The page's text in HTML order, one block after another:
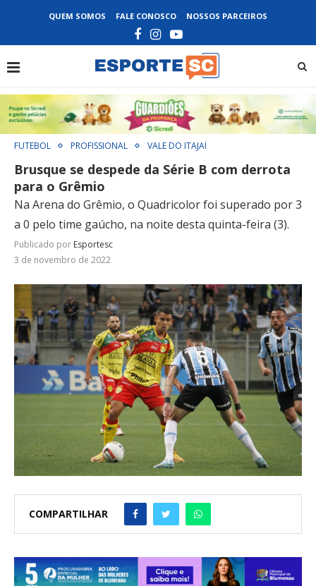
QUEM SOMOS FALE CONOSCO NOSSOS PARCEIROS
FUTEBOL PROFISSIONAL VALE DO ITAJAÍ
Brusque se despede da Série B com derrota
para o Grêmio
Na Arena do Grêmio, o Quadricolor foi superado por 3
a 0 pelo time gaúcho, na noite desta quinta-feira (3).
Publicado por Esportesc
3 de novembro de 2022
COMPARTILHAR